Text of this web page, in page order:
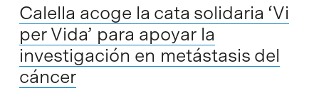
Calella acoge la cata solidaria ‘Vi
per Vida’ para apoyar la
investigación en metástasis del
cáncer